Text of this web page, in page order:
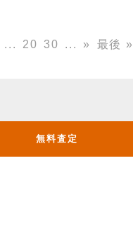
無料査定
... 20 30 ... » 最後 »